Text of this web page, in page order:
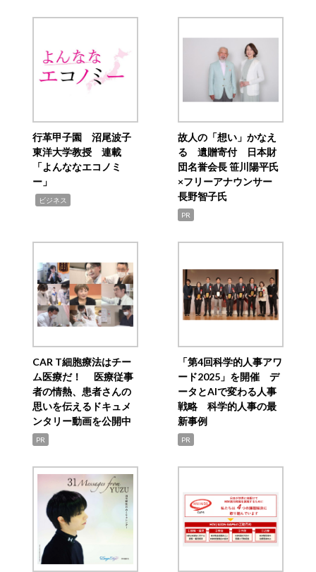
行革甲子園 沼尾波子
東洋大学教授 連載
「よんななエコノミ
ー」
ビジネス
故人の「想い」かなえ
る 遺贈寄付 日本財
団名誉会長 笹川陽平氏
×フリーアナウンサー
長野智子氏
PR
CAR T細胞療法はチー
ム医療だ！ 医療従事
者の情熱、患者さんの
思いを伝えるドキュメ
ンタリー動画を公開中
PR
「第4回科学的人事アワ
ード2025」を開催 デ
ータとAIで変わる人事
戦略 科学的人事の最
新事例
PR